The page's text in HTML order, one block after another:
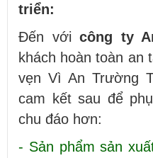
triển:
Đến vớicông ty
khách hoàn toàn an
vẹn Vì An Trường
cam kết sau để
chu đáo hơn:
- Sản phẩm sản